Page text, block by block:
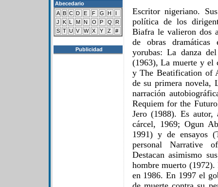
Abecedario
A B C D E F G H
I
J
K L M N O P Q
R
S T U V W X Y Z #
Publicidad
Escritor nigeriano.
política de los
Biafra le valieron dos
de obras dramáticas
yorubas: La danza
(1963), La muerte y el
y The Beatification of
de su primera novela,
narración
Requiem for the
Jero (1988). Es autor,
cárcel, 1969; Ogun
1991) y de ensayos
personal Narrative
Destacan asimismo
hombre muerto
en 1986. En 1997 el